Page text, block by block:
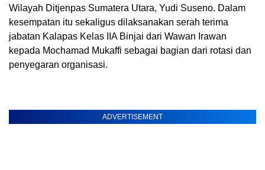
Wilayah Ditjenpas Sumatera Utara, Yudi Suseno. Dalam
kesempatan itu sekaligus dilaksanakan serah terima
jabatan Kalapas Kelas IIA Binjai dari Wawan Irawan
kepada Mochamad Mukaffi sebagai bagian dari rotasi dan
penyegaran organisasi.
ADVERTISEMENT